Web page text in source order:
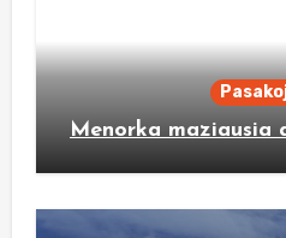
Menorka maziausia